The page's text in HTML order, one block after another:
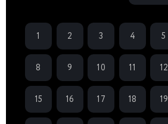
1 2 3 4 5
8 9 10 11 12
15 16 17 18 19